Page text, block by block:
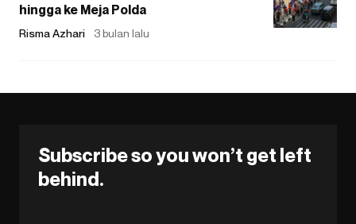
hingga ke Meja Polda
Risma Azhari 3 bulan lalu
Subscribe so you won’t get left
behind.